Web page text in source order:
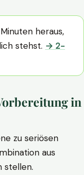
heraus,
stehst. → 2-
in
zu seriösen
aus
stellen.